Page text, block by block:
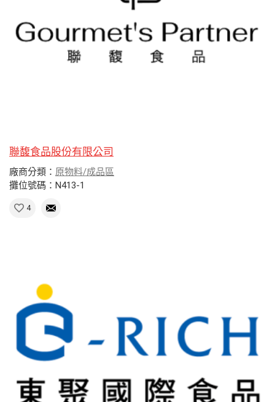
聯馥食品股份有限公司
廠商分類： 原物料/成品區
攤位號碼：N413-1
4